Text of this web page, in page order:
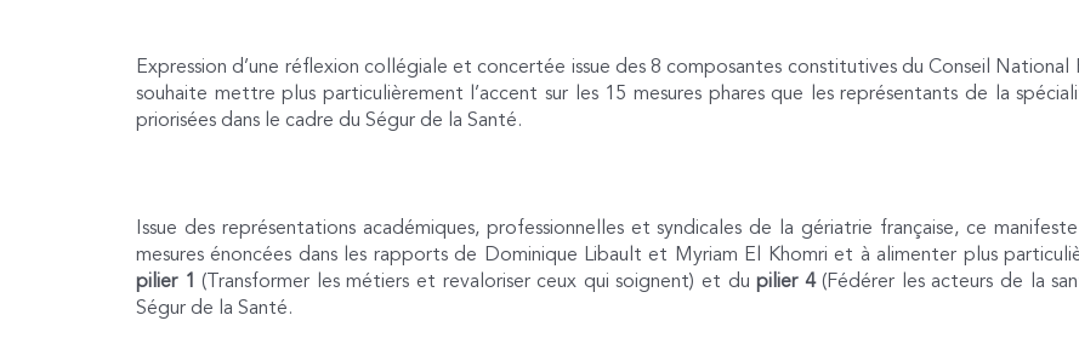
Expression d’une réflexion collégiale et concertée issue des 8 composantes constitutives du Conseil
souhaite mettre plus particulièrement l’accent sur les 15 mesures phares que les représentants de la
priorisées dans le cadre du Ségur de la Santé.
Issue des représentations académiques, professionnelles et syndicales de la gériatrie française, ce
mesures énoncées dans les rapports de Dominique Libault et Myriam El Khomri et à alimenter plus
pilier 1 (Transformer les métiers et revaloriser ceux qui soignent) et dupilier 4(Fédérer les acteurs de la
Ségur de la Santé.